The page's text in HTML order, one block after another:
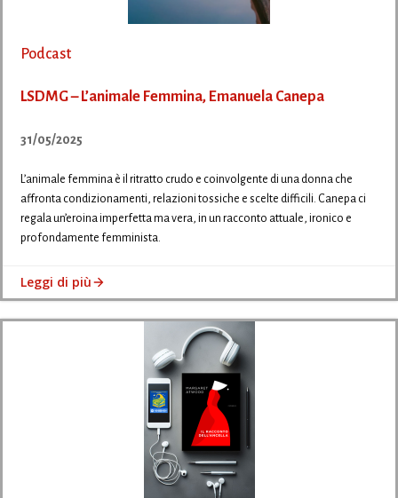
Podcast
LSDMG – L’animale Femmina, Emanuela Canepa
31/05/2025
L’animale femmina è il ritratto crudo e coinvolgente di una donna che
affronta condizionamenti, relazioni tossiche e scelte difficili. Canepa ci
regala un’eroina imperfetta ma vera, in un racconto attuale, ironico e
profondamente femminista.
Leggi di più